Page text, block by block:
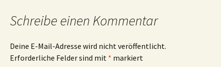
Schreibe einen Kommentar
Deine E-Mail-Adresse wird nicht veröffentlicht.
Erforderliche Felder sind mit * markiert